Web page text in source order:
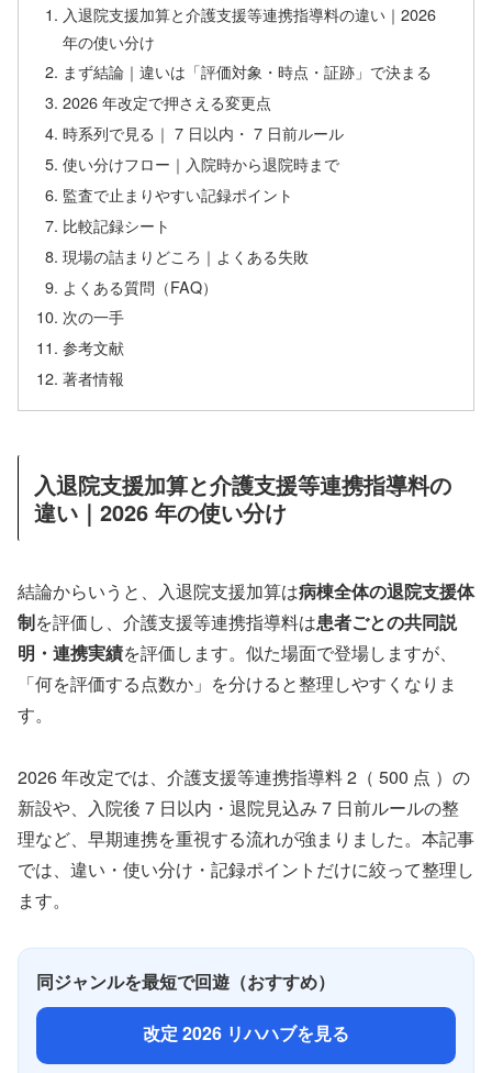
入退院支援加算と介護支援等連携指導料の違い｜2026
年の使い分け
まず結論｜違いは「評価対象・時点・証跡」で決まる
2026 年改定で押さえる変更点
時系列で見る｜ 7 日以内・ 7 日前ルール
使い分けフロー｜入院時から退院時まで
監査で止まりやすい記録ポイント
比較記録シート
現場の詰まりどころ｜よくある失敗
よくある質問（FAQ）
次の一手
参考文献
著者情報
入退院支援加算と介護支援等連携指導料の
違い｜2026 年の使い分け
結論からいうと、入退院支援加算は病棟全体の退院支援体
制を評価し、介護支援等連携指導料は患者ごとの共同説
明・連携実績を評価します。似た場面で登場しますが、
「何を評価する点数か」を分けると整理しやすくなりま
す。
2026 年改定では、介護支援等連携指導料 2（ 500 点 ）の
新設や、入院後 7 日以内・退院見込み 7 日前ルールの整
理など、早期連携を重視する流れが強まりました。本記事
では、違い・使い分け・記録ポイントだけに絞って整理し
ます。
同ジャンルを最短で回遊（おすすめ）
改定 2026 リハハブを見る